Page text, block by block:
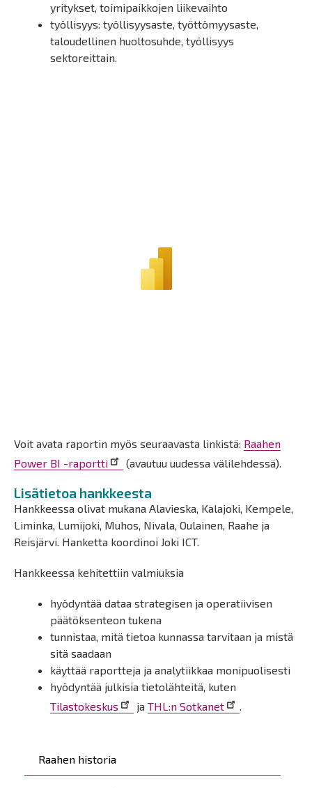
Päävalikko
Raahen historia
yritykset, toimipaikkojen liikevaihto
työllisyys: työllisyysaste, työttömyysaste,
taloudellinen huoltosuhde, työllisyys
sektoreittain.
Voit avata raportin myös seuraavasta linkistä: Raahen
Power BI -raportti
(avautuu uudessa välilehdessä).
Lisätietoa hankkeesta
Hankkeessa olivat mukana Alavieska, Kalajoki, Kempele,
Liminka, Lumijoki, Muhos, Nivala, Oulainen, Raahe ja
Reisjärvi. Hanketta koordinoi Joki ICT.
Hankkeessa kehitettiin valmiuksia
hyödyntää dataa strategisen ja operatiivisen
päätöksenteon tukena
tunnistaa, mitä tietoa kunnassa tarvitaan ja mistä
sitä saadaan
käyttää raportteja ja analytiikkaa monipuolisesti
hyödyntää julkisia tietolähteitä, kuten
Tilastokeskus
ja THL:n Sotkanet .